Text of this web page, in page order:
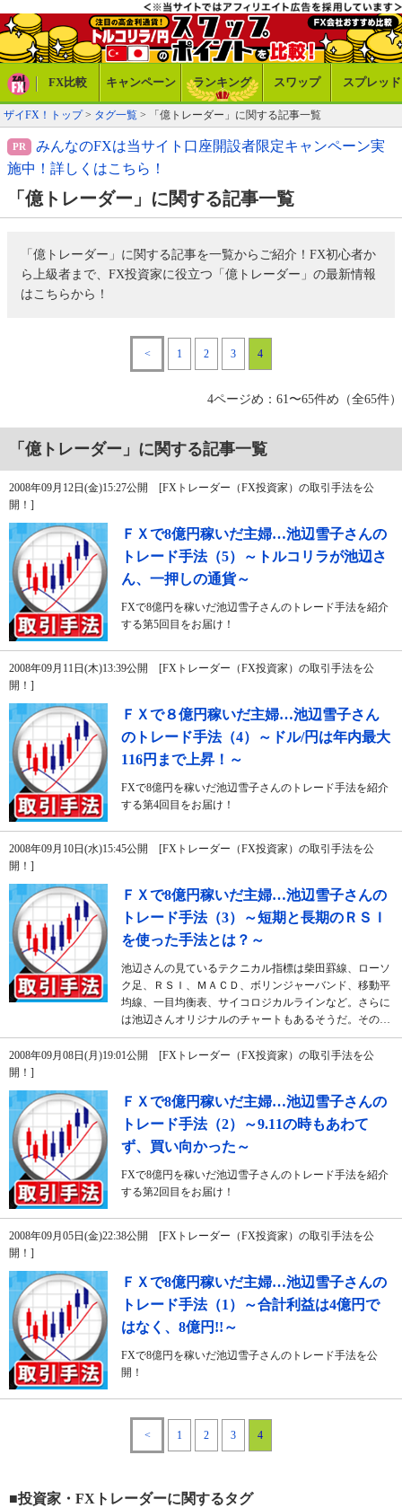
FX比較 キャンペーン ランキング スワップ スプレッド
ザイFX！トップ> タグ一覧 > 「億トレーダー」に関する記事一覧
みんなのFXは当サイト口座開設者限定キャンペーン実
施中！詳しくはこちら！
「億トレーダー」に関する記事一覧
「億トレーダー」に関する記事を一覧からご紹介！FX初心者か
ら上級者まで、FX投資家に役立つ「億トレーダー」の最新情報
はこちらから！
< 1 2 3 4
4ページめ：61〜65件め（全65件）
「億トレーダー」に関する記事一覧
2008年09月12日(金)15:27公開 [FXトレーダー（FX投資家）の取引手法を公
開！]
ＦＸで8億円稼いだ主婦…池辺雪子さんの
トレード手法（5）～トルコリラが池辺さ
ん、一押しの通貨～
FXで8億円を稼いだ池辺雪子さんのトレード手法を紹介
する第5回目をお届け！
2008年09月11日(木)13:39公開 [FXトレーダー（FX投資家）の取引手法を公
開！]
ＦＸで８億円稼いだ主婦…池辺雪子さん
のトレード手法（4）～ドル/円は年内最大
116円まで上昇！～
FXで8億円を稼いだ池辺雪子さんのトレード手法を紹介
する第4回目をお届け！
2008年09月10日(水)15:45公開 [FXトレーダー（FX投資家）の取引手法を公
開！]
ＦＸで8億円稼いだ主婦…池辺雪子さんの
トレード手法（3）～短期と長期のＲＳＩ
を使った手法とは？～
池辺さんの見ているテクニカル指標は柴田罫線、ローソ
ク足、ＲＳＩ、ＭＡＣＤ、ボリンジャーバンド、移動平
均線、一目均衡表、サイコロジカルラインなど。さらに
は池辺さんオリジナルのチャートもあるそうだ。その…
2008年09月08日(月)19:01公開 [FXトレーダー（FX投資家）の取引手法を公
開！]
ＦＸで8億円稼いだ主婦…池辺雪子さんの
トレード手法（2）～9.11の時もあわて
ず、買い向かった～
FXで8億円を稼いだ池辺雪子さんのトレード手法を紹介
する第2回目をお届け！
2008年09月05日(金)22:38公開 [FXトレーダー（FX投資家）の取引手法を公
開！]
ＦＸで8億円稼いだ主婦…池辺雪子さんの
トレード手法（1）～合計利益は4億円で
はなく、8億円!!～
FXで8億円を稼いだ池辺雪子さんのトレード手法を公
開！
< 1 2 3 4
■投資家・FXトレーダーに関するタグ